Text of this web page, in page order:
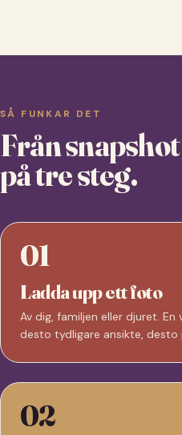
SÅ FUNKAR DET
Från
på tre steg.
01
Ladda upp ett foto
Av dig, familjen eller djuret.
desto tydligare ansikte,
02